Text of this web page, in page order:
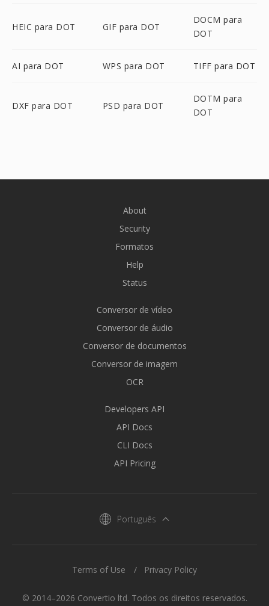
HEIC para DOT GIF para DOT
DOCM para
DOT
AI para DOT WPS para DOT TIFF para DOT
DXF para DOT PSD para DOT
DOTM para
DOT
About
Security
Formatos
Help
Status
Conversor de vídeo
Conversor de áudio
Conversor de documentos
Conversor de imagem
OCR
Developers API
API Docs
CLI Docs
API Pricing
Português
© 2014–2026 Convertio ltd. Todos os direitos reservados.
Terms of Use Privacy Policy